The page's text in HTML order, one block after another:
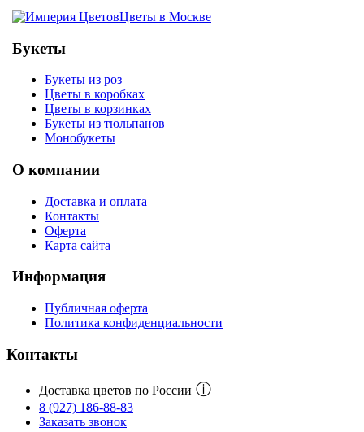
Цветы в Москве
Букеты
Букеты из роз
Цветы в коробках
Цветы в корзинках
Букеты из тюльпанов
Монобукеты
О компании
Доставка и оплата
Контакты
Оферта
Карта сайта
Информация
Публичная оферта
Политика конфиденциальности
Контакты
Доставка цветов по России ⓘ
8 (927) 186-88-83
Заказать звонок